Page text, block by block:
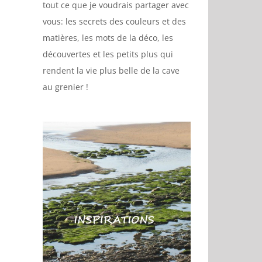
tout ce que je voudrais partager avec
vous: les secrets des couleurs et des
matières, les mots de la déco, les
découvertes et les petits plus qui
rendent la vie plus belle de la cave
au grenier !